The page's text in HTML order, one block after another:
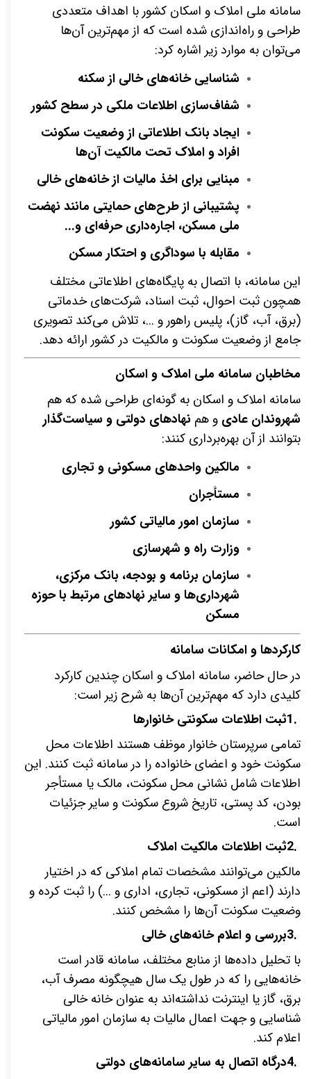
سامانه ملی املاک و اسکان کشور با اهداف متعددی
طراحی و راه‌اندازی شده است که از مهم‌ترین آن‌ها
می‌توان به موارد زیر اشاره کرد:
شناسایی خانه‌های خالی از سکنه
شفاف‌سازی اطلاعات ملکی در سطح کشور
ایجاد بانک اطلاعاتی از وضعیت سکونت
افراد و املاک تحت مالکیت آن‌ها
مبنایی برای اخذ مالیات از خانه‌های خالی
پشتیبانی از طرح‌های حمایتی مانند نهضت
ملی مسکن، اجاره‌داری حرفه‌ای و...
مقابله با سوداگری و احتکار مسکن
این سامانه، با اتصال به پایگاه‌های اطلاعاتی مختلف
همچون ثبت احوال، ثبت اسناد، شرکت‌های خدماتی
(برق، آب، گاز)، پلیس راهور و ...، تلاش می‌کند تصویری
جامع از وضعیت سکونت و مالکیت در کشور ارائه دهد.
مخاطبان سامانه ملی املاک و اسکان
سامانه املاک و اسکان به گونه‌ای طراحی شده که هم
شهروندان عادی و هم نهادهای دولتی و سیاست‌گذار
بتوانند از آن بهره‌برداری کنند:
مالکین واحدهای مسکونی و تجاری
مستأجران
سازمان امور مالیاتی کشور
وزارت راه و شهرسازی
سازمان برنامه و بودجه، بانک مرکزی،
شهرداری‌ها و سایر نهادهای مرتبط با حوزه
مسکن
کارکردها و امکانات سامانه
در حال حاضر، سامانه املاک و اسکان چندین کارکرد
کلیدی دارد که مهم‌ترین آن‌ها به شرح زیر است:
1.ثبت اطلاعات سکونتی خانوارها
تمامی سرپرستان خانوار موظف هستند اطلاعات محل
سکونت خود و اعضای خانواده را در سامانه ثبت کنند. این
اطلاعات شامل نشانی محل سکونت، مالک یا مستأجر
بودن، کد پستی، تاریخ شروع سکونت و سایر جزئیات
است.
2.ثبت اطلاعات مالکیت املاک
مالکین می‌توانند مشخصات تمام املاکی که در اختیار
دارند (اعم از مسکونی، تجاری، اداری و ...) را ثبت کرده و
وضعیت سکونت آن‌ها را مشخص کنند.
3.بررسی و اعلام خانه‌های خالی
با تحلیل داده‌ها از منابع مختلف، سامانه قادر است
خانه‌هایی را که در طول یک سال هیچگونه مصرف آب،
برق، گاز یا اینترنت نداشته‌اند به عنوان خانه خالی
شناسایی و جهت اعمال مالیات به سازمان امور مالیاتی
اعلام کند.
4.درگاه اتصال به سایر سامانه‌های دولتی